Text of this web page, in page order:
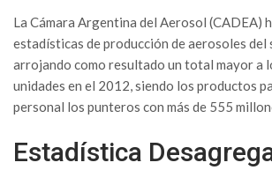
La Cámara Argentina del Aerosol (CADEA)
estadísticas de producción de aerosoles del
arrojando como resultado un total mayor a
unidades en el 2012, siendo los productos
personal los punteros con más de 555
Estadística